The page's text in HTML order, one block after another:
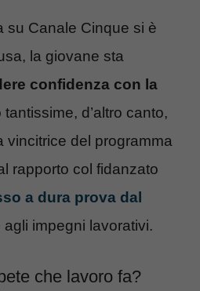
su Canale Cinque si è
la giovane sta
confidenza con la
tantissime, d’altro canto,
vincitrice del programma
rapporto col fidanzato
a dura prova dal
agli impegni lavorativi.
che lavoro fa?